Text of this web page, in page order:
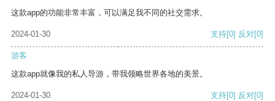
这款app的功能非常丰富，可以满足我不同的社交需求。
2024-01-30 支持[0] 反对[0]
游客
这款app就像我的私人导游，带我领略世界各地的美景。
2024-01-30 支持[0] 反对[0]